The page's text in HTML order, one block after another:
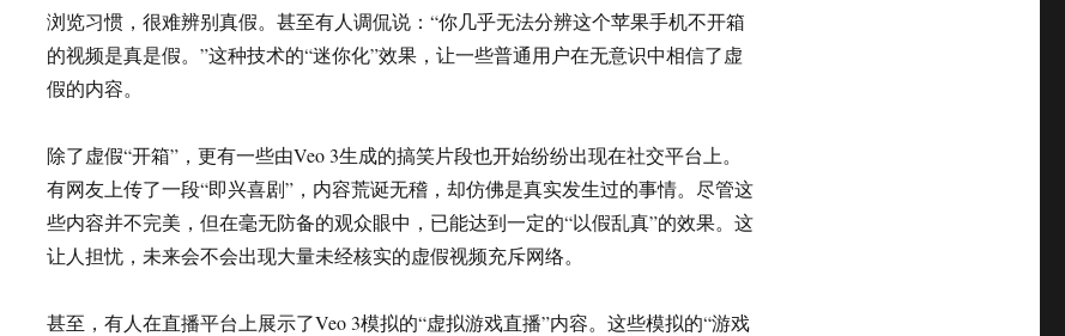
浏览习惯，很难辨别真假。甚至有人调侃说：“你几乎无法分辨这个苹果手机不开箱
的视频是真是假。”这种技术的“迷你化”效果，让一些普通用户在无意识中相信了虚
假的内容。
除了虚假“开箱”，更有一些由Veo 3生成的搞笑片段也开始纷纷出现在社交平台上。
有网友上传了一段“即兴喜剧”，内容荒诞无稽，却仿佛是真实发生过的事情。尽管这
些内容并不完美，但在毫无防备的观众眼中，已能达到一定的“以假乱真”的效果。这
让人担忧，未来会不会出现大量未经核实的虚假视频充斥网络。
甚至，有人在直播平台上展示了Veo 3模拟的“虚拟游戏直播”内容。这些模拟的“游戏